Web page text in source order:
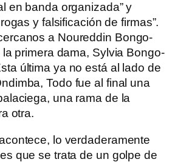
en banda organizada” y
y falsificación de firmas”.
a Noureddin Bongo-
primera dama, Sylvia Bongo-
última ya no está al lado de
Todo fue al final una
una rama de la
otra.
lo verdaderamente
que se trata de un golpe de